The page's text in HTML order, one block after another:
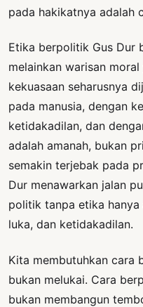
pada hakikatnya adalah
Etika berpolitik Gus Dur
melainkan warisan
kekuasaan seharusnya
pada manusia, dengan
ketidakadilan, dan
adalah amanah, bukan
semakin terjebak pada
Dur menawarkan jalan
politik tanpa etika
luka, dan ketidakadilan.
Kita membutuhkan cara
bukan melukai. Cara
bukan membangun